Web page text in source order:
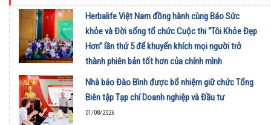
Herbalife Việt Nam đồng hành cùng Báo Sức
khỏe và Đời sống tổ chức Cuộc thi “Tôi Khỏe Đẹp
Hơn” lần thứ 5 để khuyến khích mọi người trở
thành phiên bản tốt hơn của chính mình
01/08/2026
Nhà báo Đào Bình được bổ nhiệm giữ chức Tổng
Biên tập Tạp chí Doanh nghiệp và Đầu tư
01/08/2026